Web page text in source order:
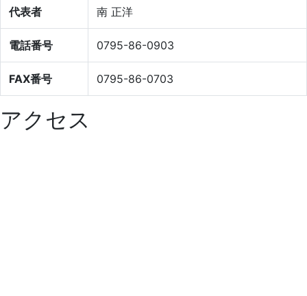
代表者 南 正洋
電話番号 0795-86-0903
FAX番号 0795-86-0703
アクセス